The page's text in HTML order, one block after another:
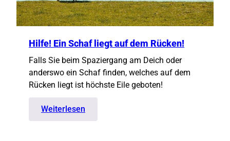
Hilfe! Ein Schaf liegt auf dem Rücken!
Falls Sie beim Spaziergang am Deich oder
anderswo ein Schaf finden, welches auf dem
Rücken liegt ist höchste Eile geboten!
Weiterlesen
Hilfe!